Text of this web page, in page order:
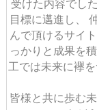
受けた内容でした
目標に邁進し、
んで頂けるサイ
っかりと成果を
工では未来に襷を
皆様と共に歩む